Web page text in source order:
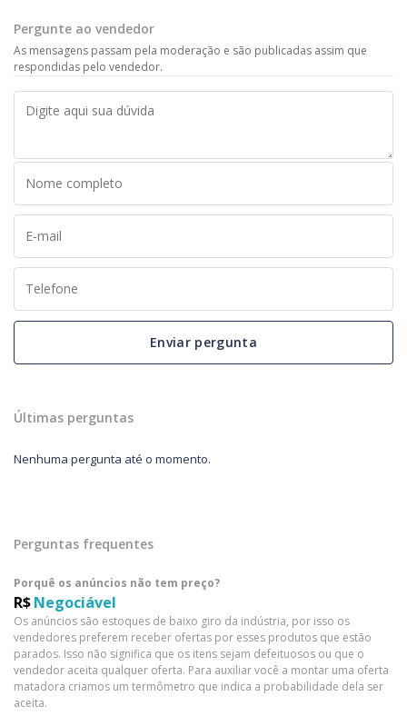
Pergunte ao vendedor
As mensagens passam pela moderação e são publicadas assim que
respondidas pelo vendedor.
Enviar pergunta
Últimas perguntas
Nenhuma pergunta até o momento.
Perguntas frequentes
Porquê os anúncios não tem preço?
R$Negociável
Os anúncios são estoques de baixo giro da indústria, por isso os
vendedores preferem receber ofertas por esses produtos que estão
parados. Isso não significa que os itens sejam defeituosos ou que o
vendedor aceita qualquer oferta. Para auxiliar você a montar uma oferta
matadora criamos um termômetro que indica a probabilidade dela ser
aceita.